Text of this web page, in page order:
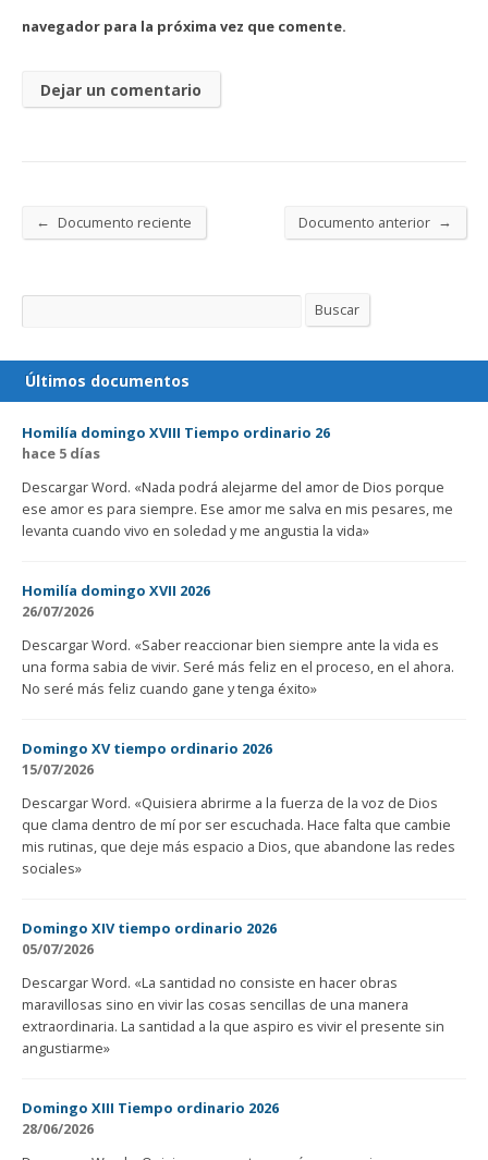
navegador para la próxima vez que comente.
← Documento reciente Documento anterior →
Buscar Buscar
Últimos documentos
Homilía domingo XVIII Tiempo ordinario 26
hace 5 días
Descargar Word. «Nada podrá alejarme del amor de Dios porque
ese amor es para siempre. Ese amor me salva en mis pesares, me
levanta cuando vivo en soledad y me angustia la vida»
Homilía domingo XVII 2026
26/07/2026
Descargar Word. «Saber reaccionar bien siempre ante la vida es
una forma sabia de vivir. Seré más feliz en el proceso, en el ahora.
No seré más feliz cuando gane y tenga éxito»
Domingo XV tiempo ordinario 2026
15/07/2026
Descargar Word. «Quisiera abrirme a la fuerza de la voz de Dios
que clama dentro de mí por ser escuchada. Hace falta que cambie
mis rutinas, que deje más espacio a Dios, que abandone las redes
sociales»
Domingo XIV tiempo ordinario 2026
05/07/2026
Descargar Word. «La santidad no consiste en hacer obras
maravillosas sino en vivir las cosas sencillas de una manera
extraordinaria. La santidad a la que aspiro es vivir el presente sin
angustiarme»
Domingo XIII Tiempo ordinario 2026
28/06/2026